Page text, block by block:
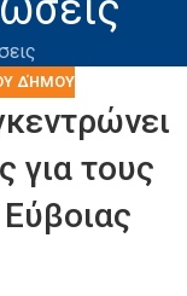
ΔΉΜΟΥ
για τους